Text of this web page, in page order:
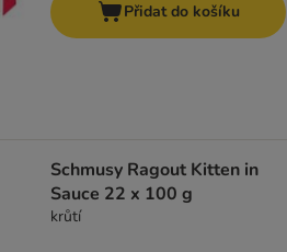
Přidat do košíku
Schmusy Ragout Kitten in
Sauce 22 x 100 g
krůtí